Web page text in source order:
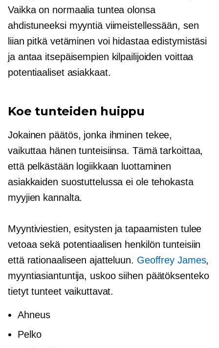
Vaikka on normaalia tuntea olonsa
ahdistuneeksi myyntiä viimeistellessään, sen
liian pitkä vetäminen voi hidastaa edistymistäsi
ja antaa itsepäisempien kilpailijoiden voittaa
potentiaaliset asiakkaat.
Koe tunteiden huippu
Jokainen päätös, jonka ihminen tekee,
vaikuttaa hänen tunteisiinsa. Tämä tarkoittaa,
että pelkästään logiikkaan luottaminen
asiakkaiden suostuttelussa ei ole tehokasta
myyjien kannalta.
Myyntiviestien, esitysten ja tapaamisten tulee
vetoaa sekä potentiaalisen henkilön tunteisiin
että rationaaliseen ajatteluun. Geoffrey James,
myyntiasiantuntija, uskoo siihen päätöksenteko
tietyt tunteet vaikuttavat.
Ahneus
Pelko